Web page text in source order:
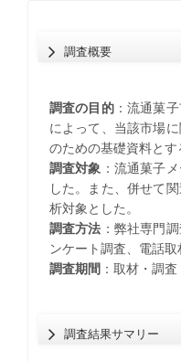
調査概要
調査の目的：流通菓
によって、当該市場
のための基礎資料とす
調査対象 ：流通菓子
した。また、併せて
析対象とした。
調査方法 ：弊社専門
ンケート調査、電話取
調査期間 ：取材・調
調査結果サマリー